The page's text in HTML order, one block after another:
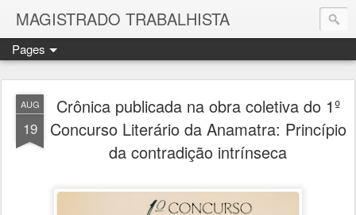
MAGISTRADO TRABALHISTA
Pages
AUG
19
Crônica publicada na obra coletiva do 1º
Concurso Literário da Anamatra: Princípio
da contradição intrínseca